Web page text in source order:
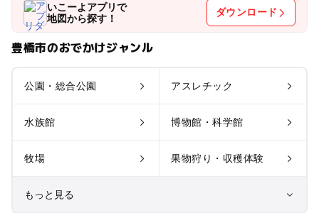
いこーよアプリで
地図から探す！
ダウンロード
豊橋市のおでかけジャンル
公園・総合公園 アスレチック
水族館 博物館・科学館
牧場 果物狩り・収穫体験
もっと見る